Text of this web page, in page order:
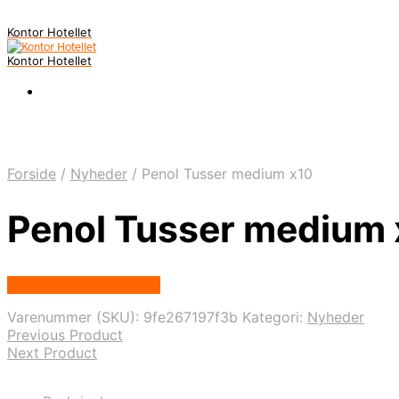
Kontor Hotellet
Kontor Hotellet
Forside / Nyheder / Penol Tusser medium x10
Penol Tusser medium
Varenummer (SKU): 9fe267197f3b Kategori: Nyheder
Previous Product
Next Product